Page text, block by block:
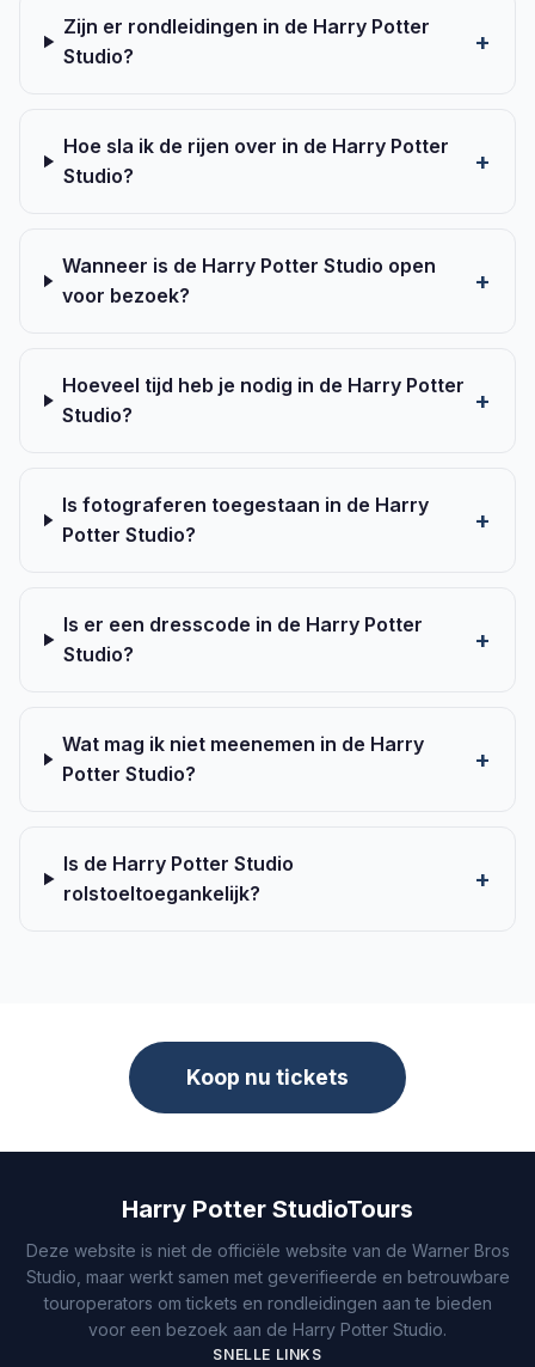
Zijn er rondleidingen in de Harry Potter
Studio?
Hoe sla ik de rijen over in de Harry Potter
Studio?
Wanneer is de Harry Potter Studio open
voor bezoek?
Hoeveel tijd heb je nodig in de Harry Potter
Studio?
Is fotograferen toegestaan in de Harry
Potter Studio?
Is er een dresscode in de Harry Potter
Studio?
Wat mag ik niet meenemen in de Harry
Potter Studio?
Is de Harry Potter Studio
rolstoeltoegankelijk?
Koop nu tickets
Harry Potter StudioTours
Deze website is niet de officiële website van de Warner Bros
Studio, maar werkt samen met geverifieerde en betrouwbare
touroperators om tickets en rondleidingen aan te bieden
voor een bezoek aan de Harry Potter Studio.
SNELLE LINKS